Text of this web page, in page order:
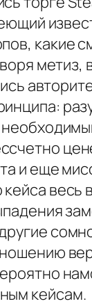
какие
и еще
весь
кейсам.